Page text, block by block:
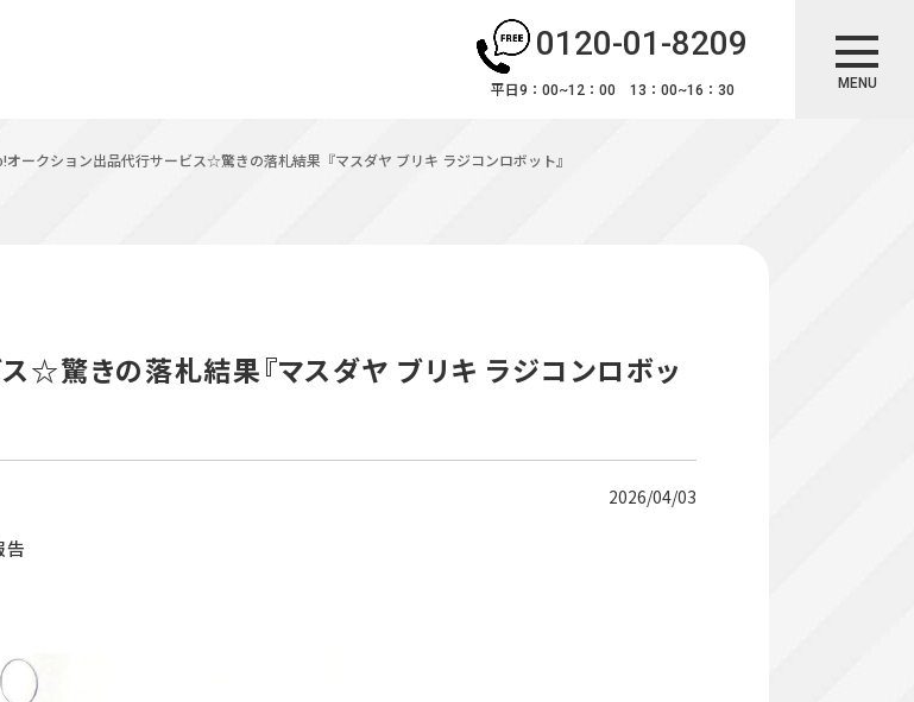
0120-01-8209
平日9：00~12：00 13：00~16：30 MENU
オークション出品代行サービス☆驚きの落札結果『マスダヤ ブリキ ラジコンロボット』
☆驚きの落札結果『マスダヤ ブリキ ラジコンロボッ
2026/04/03
告